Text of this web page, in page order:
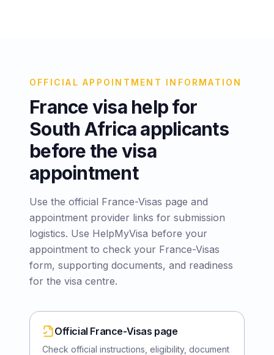
OFFICIAL APPOINTMENT INFORMATION
France visa help for
South Africa applicants
before the visa
appointment
Use the official France-Visas page and
appointment provider links for submission
logistics. Use HelpMyVisa before your
appointment to check your France-Visas
form, supporting documents, and readiness
for the visa centre.
Official France-Visas page
Check official instructions, eligibility, document